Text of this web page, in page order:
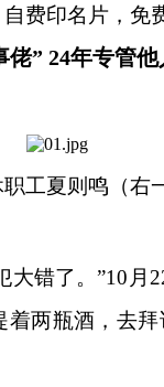
费印名片，免
佬” 24年专管
工夏则鸣（右
大错了。”10月
两瓶酒，去